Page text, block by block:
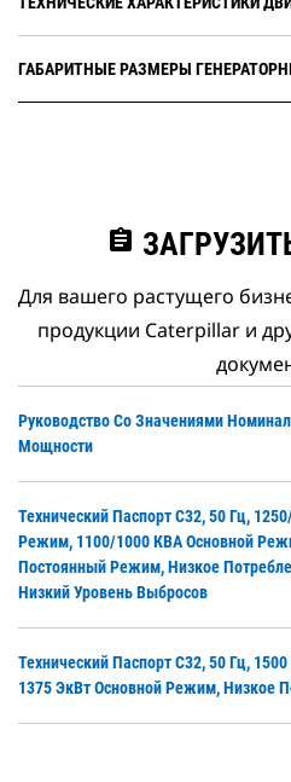
ГАБАРИТНЫЕ РАЗМЕРЫ
assignment
Для вашего растущего
продукции Caterpillar и
Руководство Со Значениями
Мощности
Технический Паспорт C32, 50 Гц,
Режим, 1100/1000 КВА Основной
Постоянный Режим, Низкое
Низкий Уровень Выбросов
Технический Паспорт C32, 50 Гц,
1375 ЭкВт Основной Режим, Низкое